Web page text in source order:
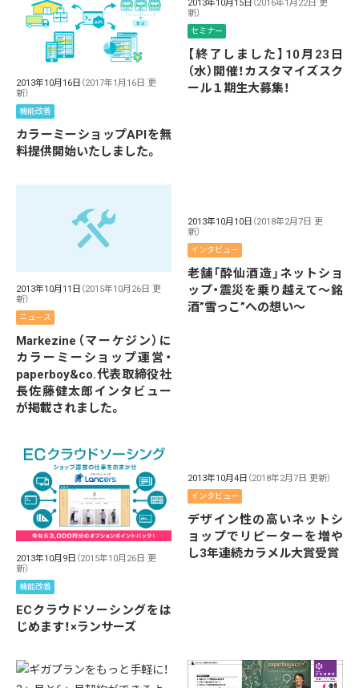
2013年10月16日 （2017年1月16日 更
新）
機能改善
カラーミーショップAPIを無
料提供開始いたしました。
2013年10月15日 （2016年1月22日 更
新）
セミナー
【終了しました】10月23日
（水）開催！カスタマイズスク
ール１期生大募集！
2013年10月11日 （2015年10月26日 更
新）
ニュース
Markezine（マーケジン）に
カラーミーショップ運営・
paperboy&co.代表取締役社
長佐藤健太郎インタビュー
が掲載されました。
2013年10月10日 （2018年2月7日 更
新）
インタビュー
老舗「酔仙酒造」ネットショ
ップ・震災を乗り越えて～銘
酒”雪っこ”への想い～
2013年10月9日 （2015年10月26日 更
新）
機能改善
ECクラウドソーシングをは
じめます！×ランサーズ
2013年10月4日 （2018年2月7日 更新）
インタビュー
デザイン性の高いネットシ
ョップでリピーターを増や
し3年連続カラメル大賞受賞